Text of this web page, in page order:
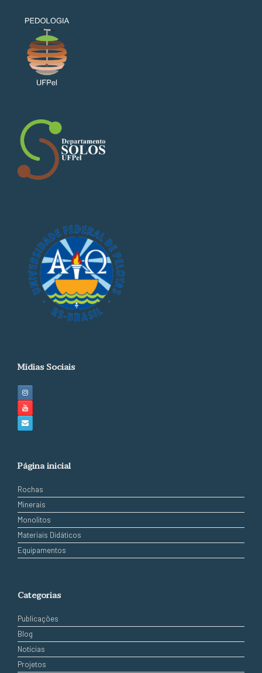
Mídias Sociais
Página inicial
Rochas
Minerais
Monolitos
Materiais Didáticos
Equipamentos
Categorias
Publicações
Blog
Notícias
Projetos